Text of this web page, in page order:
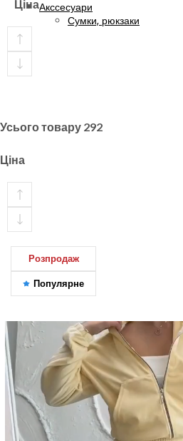
Акссесуари
Сумки, рюкзаки
Ціна
Усього товару 292
Ціна
Розпродаж
Популярне